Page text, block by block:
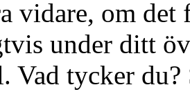
vidare, om
under ditt
Vad tycker